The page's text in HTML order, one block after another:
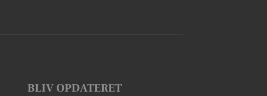
BLIV OPDATERET